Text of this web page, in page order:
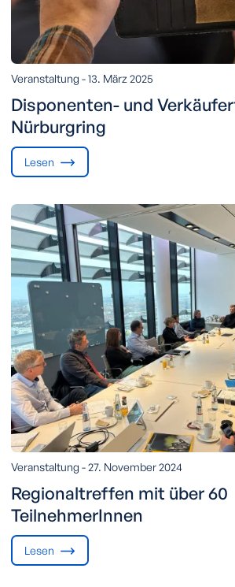
Veranstaltung -13. März 2025
Disponenten- und
Nürburgring
Lesen
Veranstaltung -27. November 2024
Regionaltreffen mit über 60
TeilnehmerInnen
Lesen